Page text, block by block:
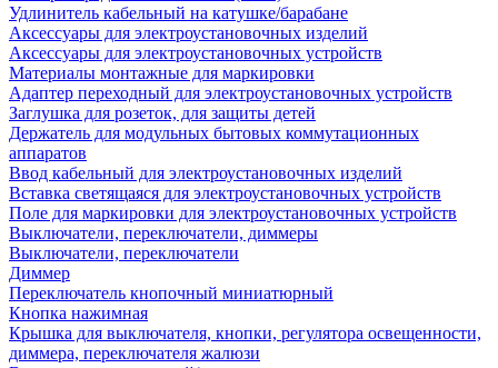
Удлинитель кабельный на катушке/барабане
Аксессуары для электроустановочных изделий
Аксессуары для электроустановочных устройств
Материалы монтажные для маркировки
Адаптер переходный для электроустановочных устройств
Заглушка для розеток, для защиты детей
Держатель для модульных бытовых коммутационных
аппаратов
Ввод кабельный для электроустановочных изделий
Вставка светящаяся для электроустановочных устройств
Поле для маркировки для электроустановочных устройств
Выключатели, переключатели, диммеры
Выключатели, переключатели
Диммер
Переключатель кнопочный миниатюрный
Кнопка нажимная
Крышка для выключателя, кнопки, регулятора освещенности,
диммера, переключателя жалюзи